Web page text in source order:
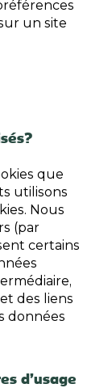
un site
que
utilisons
Nous
(par
certains
des liens
données
d’usage